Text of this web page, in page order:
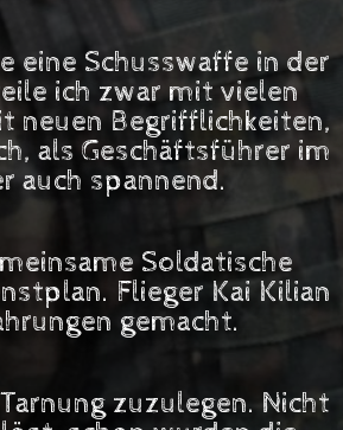
eine Schusswaffe in der
ich zwar mit vielen
neuen Begrifflichkeiten,
als Geschäftsführer im
auch spannend.
Soldatische
Flieger Kai Kilian
gemacht.
zuzulegen. Nicht